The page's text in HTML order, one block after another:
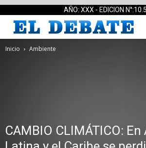
AÑO: XXX - EDICION
Inicio Ambiente
CAMBIO CLIMÁTICO: En